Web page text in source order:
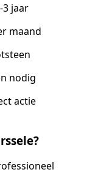
3 jaar
maand
nodig
actie